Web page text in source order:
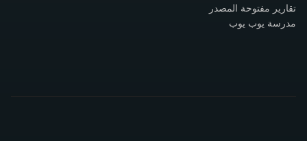
تقارير مفتوحة المصدر
مدرسة يوب يوب